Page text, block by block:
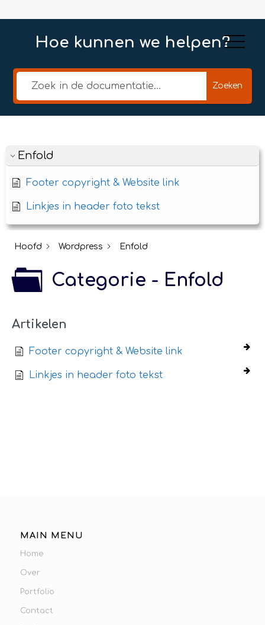
Hoe kunnen we helpen?
Zoeken
Enfold
Footer copyright & Website link
Linkjes in header foto tekst
Hoofd Wordpress Enfold
Categorie - Enfold
Artikelen
Footer copyright & Website link
Linkjes in header foto tekst
MAIN MENU
Home
Over
Portfolio
Contact